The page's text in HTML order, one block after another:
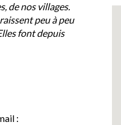
de nos villages.
peu à peu
font depuis
: